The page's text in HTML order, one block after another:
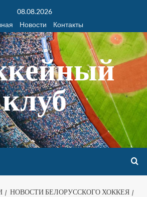
08.08.2026
Новости Контакты
клуб
НОВОСТИ БЕЛОРУССКОГО ХОККЕЯ